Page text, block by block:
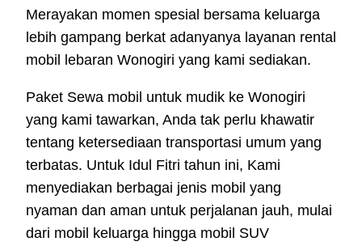
Merayakan momen spesial bersama keluarga
lebih gampang berkat adanyanya layanan rental
mobil lebaran Wonogiri yang kami sediakan.
Paket Sewa mobil untuk mudik ke Wonogiri
yang kami tawarkan, Anda tak perlu khawatir
tentang ketersediaan transportasi umum yang
terbatas. Untuk Idul Fitri tahun ini, Kami
menyediakan berbagai jenis mobil yang
nyaman dan aman untuk perjalanan jauh, mulai
dari mobil keluarga hingga mobil SUV